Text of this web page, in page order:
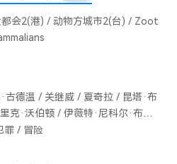
会2(港) / 动物方城市2(台) / Zoot
古德温 / 关继威 / 夏奇拉 / 昆塔·布
克·沃伯顿 / 伊薇特·尼科尔·布朗 /
恩 / 麦考利·卡尔金 / 布兰达·宋
罪 / 冒险